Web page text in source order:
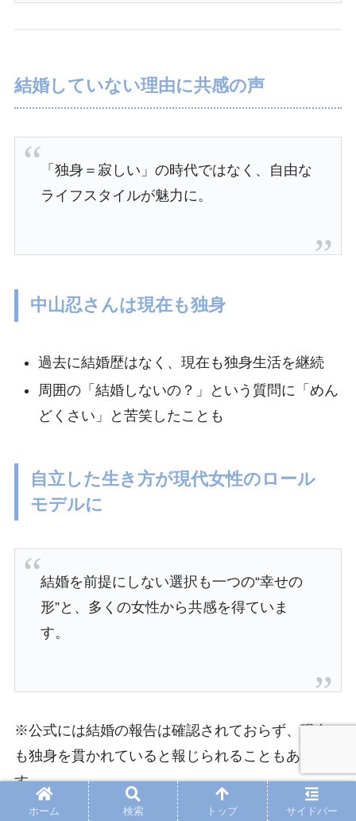
結婚していない理由に共感の声
「独身＝寂しい」の時代ではなく、自由な
ライフスタイルが魅力に。
中山忍さんは現在も独身
過去に結婚歴はなく、現在も独身生活を継続
周囲の「結婚しないの？」という質問に「めん
どくさい」と苦笑したことも
自立した生き方が現代女性のロール
モデルに
結婚を前提にしない選択も一つの“幸せの
形”と、多くの女性から共感を得ていま
す。
※公式には結婚の報告は確認されておらず、現在
も独身を貫かれていると報じられることもありま
す。
ホーム 検索 トップ サイドバー